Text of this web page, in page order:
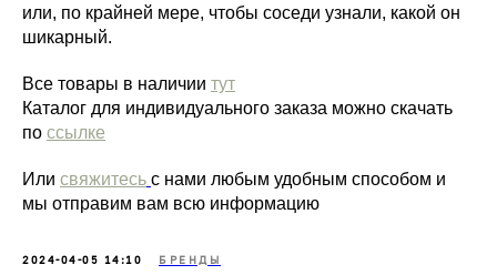
или, по крайней мере, чтобы соседи узнали, какой он
шикарный.
Все товары в наличии тут
Каталог для индивидуального заказа можно скачать
по ссылке
Или свяжитесь с нами любым удобным способом и
мы отправим вам всю информацию
2024-04-05 14:10 БРЕНДЫ